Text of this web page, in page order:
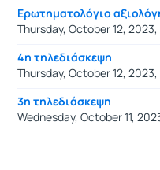
Ερωτηματολόγιο
Thursday, October 12, 2023,
4η τηλεδιάσκεψη
Thursday, October 12, 2023,
3η τηλεδιάσκεψη
Wednesday, October 11,